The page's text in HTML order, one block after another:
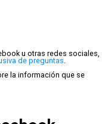
u otras redes sociales,
de preguntas.
la información que se